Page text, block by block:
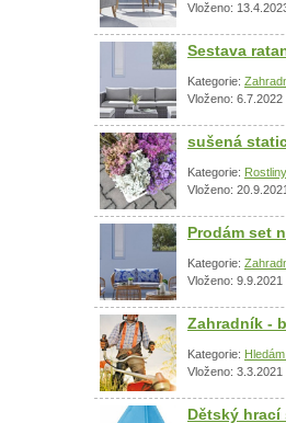
Vloženo:
Sestava
Kategorie:
Vloženo: 6.7.2022
sušená
Kategorie:
Vloženo:
Prodám set
Kategorie:
Vloženo: 9.9.2021
Zahradník -
Kategorie:
Vloženo: 3.3.2021
Dětský hrací